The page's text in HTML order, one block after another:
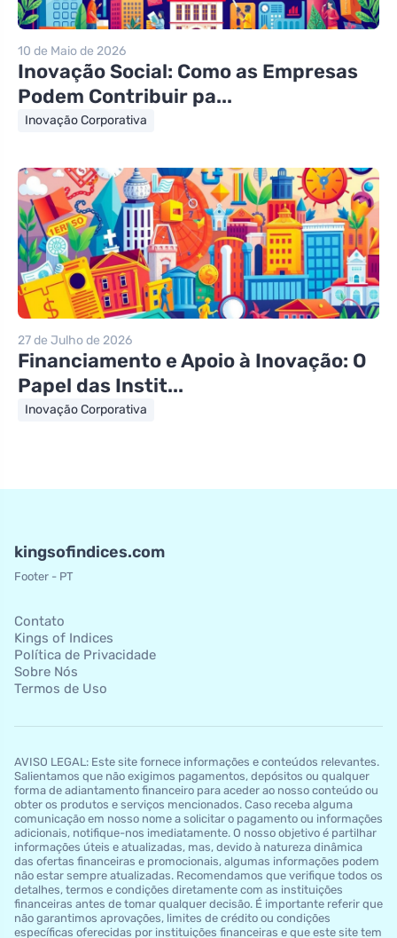
10 de Maio de 2026
Inovação Social: Como as Empresas
Podem Contribuir pa...
Inovação Corporativa
27 de Julho de 2026
Financiamento e Apoio à Inovação: O
Papel das Instit...
Inovação Corporativa
kingsofindices.com
Footer - PT
Contato
Kings of Indices
Política de Privacidade
Sobre Nós
Termos de Uso
AVISO LEGAL: Este site fornece informações e conteúdos relevantes.
Salientamos que não exigimos pagamentos, depósitos ou qualquer
forma de adiantamento financeiro para aceder ao nosso conteúdo ou
obter os produtos e serviços mencionados. Caso receba alguma
comunicação em nosso nome a solicitar o pagamento ou informações
adicionais, notifique-nos imediatamente. O nosso objetivo é partilhar
informações úteis e atualizadas, mas, devido à natureza dinâmica
das ofertas financeiras e promocionais, algumas informações podem
não estar sempre atualizadas. Recomendamos que verifique todos os
detalhes, termos e condições diretamente com as instituições
financeiras antes de tomar qualquer decisão. É importante referir que
não garantimos aprovações, limites de crédito ou condições
específicas oferecidas por instituições financeiras e que este site tem